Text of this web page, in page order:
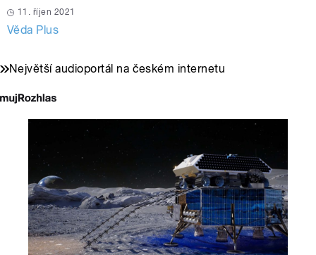
11. říjen 2021
Věda Plus
Největší audioportál na českém internetu